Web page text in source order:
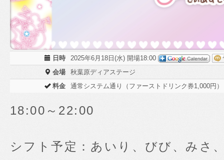
日時
2025年6月18日(水) 開場18:00
会場
秋葉原ディアステージ
料金
通常システム通り（ファーストドリンク券1,000円）
18:00～22:00
シフト予定：あいり、びび、みさ